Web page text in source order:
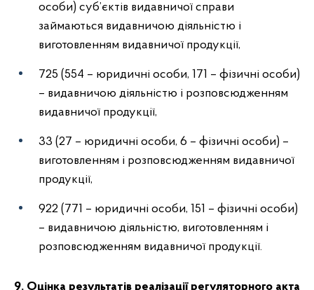
особи) суб’єктів видавничої справи
займаються видавничою діяльністю і
виготовленням видавничої продукції,
725 (554 – юридичні особи, 171 – фізичні особи)
– видавничою діяльністю і розповсюдженням
видавничої продукції,
33 (27 – юридичні особи, 6 – фізичні особи) –
виготовленням і розповсюдженням видавничої
продукції,
922 (771 – юридичні особи, 151 – фізичні особи)
– видавничою діяльністю, виготовленням і
розповсюдженням видавничої продукції.
9. Оцінка результатів реалізації регуляторного акта